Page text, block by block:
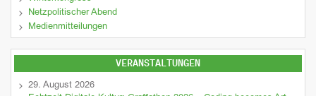
Netzpolitischer Abend
Medienmitteilungen
VERANSTALTUNGEN
29. August 2026